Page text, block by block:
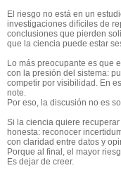
El riesgo no está en un
investigaciones difíciles de
conclusiones que pierden
que la ciencia puede estar
Lo más preocupante es que
con la presión del sistema:
competir por visibilidad. En
note.
Por eso, la discusión no es
Si la ciencia quiere
honesta: reconocer
con claridad entre datos y
Porque al final, el mayor
Es dejar de creer.